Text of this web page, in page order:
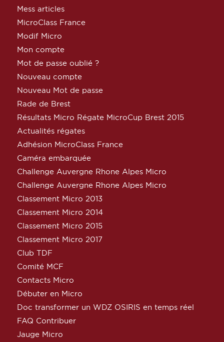
Mess articles
MicroClass France
Modif Micro
Mon compte
Mot de passe oublié ?
Nouveau compte
Nouveau Mot de passe
Rade de Brest
Résultats Micro Régate MicroCup Brest 2015
Actualités régates
Adhésion MicroClass France
Caméra embarquée
Challenge Auvergne Rhone Alpes Micro
Challenge Auvergne Rhone Alpes Micro
Classement Micro 2013
Classement Micro 2014
Classement Micro 2015
Classement Micro 2017
Club TDF
Comité MCF
Contacts Micro
Débuter en Micro
Doc transformer un WDZ OSIRIS en temps réel
FAQ Contribuer
Jauge Micro